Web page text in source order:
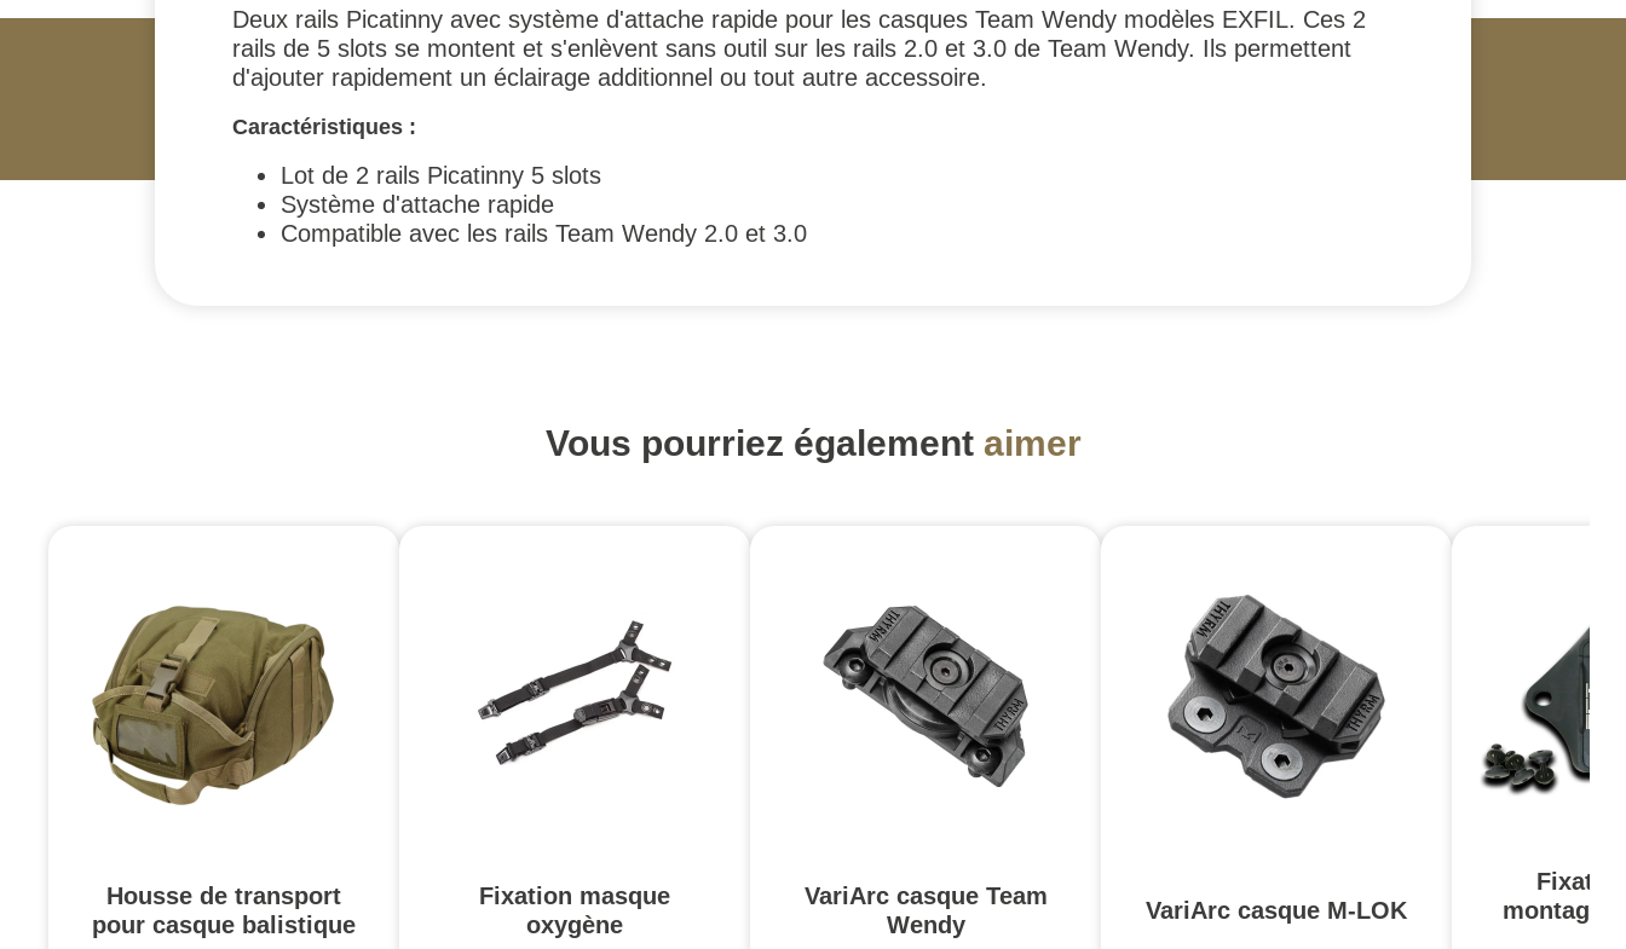
Deux rails Picatinny avec système d'attache rapide pour les casques Team Wendy modèles EXFIL. Ces 2
rails de 5 slots se montent et s'enlèvent sans outil sur les rails 2.0 et 3.0 de Team Wendy. Ils permettent
d'ajouter rapidement un éclairage additionnel ou tout autre accessoire.
Caractéristiques :
Lot de 2 rails Picatinny 5 slots
Système d'attache rapide
Compatible avec les rails Team Wendy 2.0 et 3.0
Vous pourriez également aimer
Housse de transport
pour casque balistique
Fixation masque
oxygène
VariArc casque Team
Wendy
VariArc casque M-LOK
montage